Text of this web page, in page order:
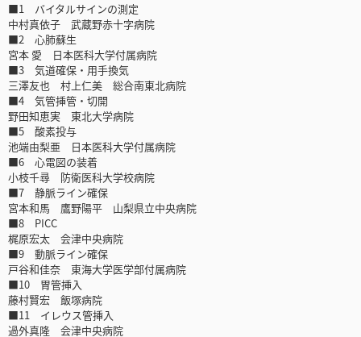
■1 バイタルサインの測定
中村真依子 武蔵野赤十字病院
■2 心肺蘇生
宮本 愛 日本医科大学付属病院
■3 気道確保・用手換気
三澤友也 村上仁美 総合南東北病院
■4 気管挿管・切開
野田知恵実 東北大学病院
■5 酸素投与
池端由梨亜 日本医科大学付属病院
■6 心電図の装着
小枝千尋 防衛医科大学校病院
■7 静脈ライン確保
宮本和馬 鷹野陽平 山梨県立中央病院
■8 PICC
梶原宏太 会津中央病院
■9 動脈ライン確保
戸谷和佳奈 東海大学医学部付属病院
■10 胃管挿入
藤村賢宏 飯塚病院
■11 イレウス管挿入
過外真隆 会津中央病院